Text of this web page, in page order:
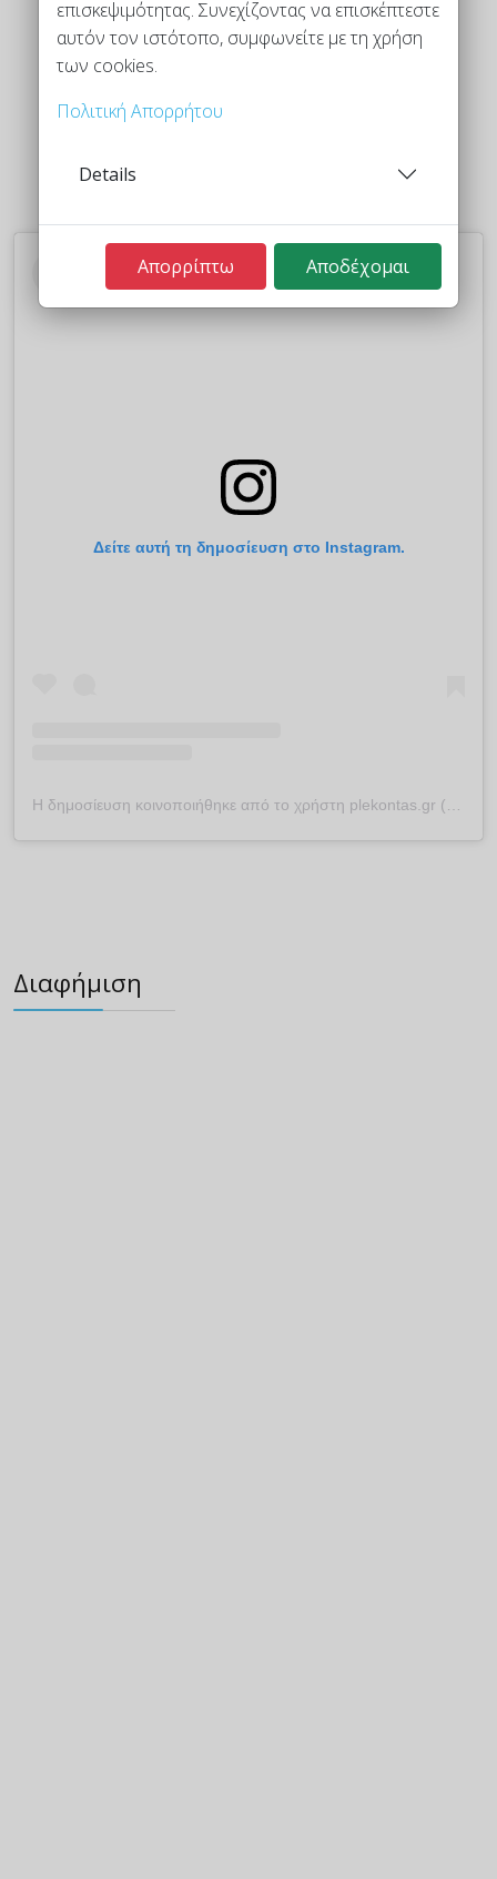
Δείτε αυτή τη δημοσίευση στο Instagram.
Η δημοσίευση κοινοποιήθηκε από το χρήστη plekontas.gr (@plekontas)
Διαφήμιση
επισκεψιμότητας. Συνεχίζοντας να επισκέπτεστε
αυτόν τον ιστότοπο, συμφωνείτε με τη χρήση
των cookies.
Πολιτική Απορρήτου
Details
Απορρίπτω Αποδέχομαι